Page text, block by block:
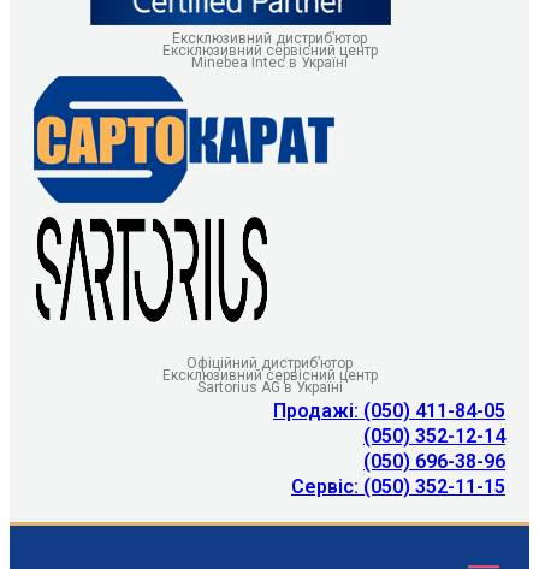
Ексклюзивний дистриб’ютор
Ексклюзивний сервісний центр
Minebea Intec в Україні
Офіційний дистриб’ютор
Ексклюзивний сервісний центр
Sartorius AG в Україні
Продажі: (050) 411-84-05
(050) 352-12-14
(050) 696-38-96
Сервіс: (050) 352-11-15